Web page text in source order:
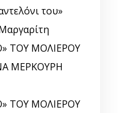
του»
ΤΟΥ ΜΟΛΙΕΡΟΥ
ΜΕΡΚΟΥΡΗ
ΤΟΥ ΜΟΛΙΕΡΟΥ